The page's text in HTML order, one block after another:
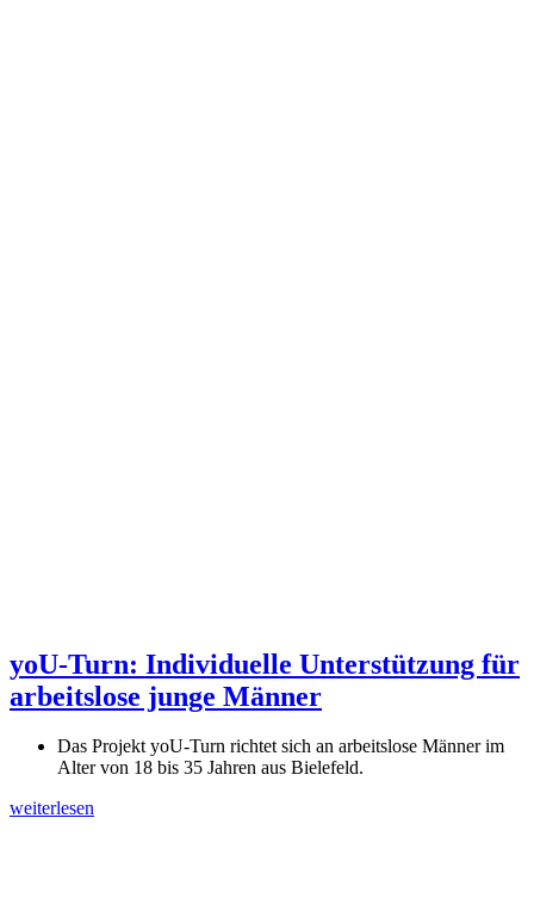
yoU-Turn: Individuelle Unterstützung für
arbeitslose junge Männer
Das Projekt yoU-Turn richtet sich an arbeitslose Männer im
Alter von 18 bis 35 Jahren aus Bielefeld.
weiterlesen